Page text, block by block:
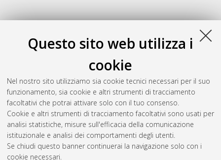
Questo sito web utilizza i
cookie
Nel nostro sito utilizziamo sia cookie tecnici necessari per il suo
funzionamento, sia cookie e altri strumenti di tracciamento
facoltativi che potrai attivare solo con il tuo consenso.
Cookie e altri strumenti di tracciamento facoltativi sono usati per
analisi statistiche, misure sull'efficacia della comunicazione
istituzionale e analisi dei comportamenti degli utenti.
Se chiudi questo banner continuerai la navigazione solo con i
cookie necessari.
Gestione del documento: